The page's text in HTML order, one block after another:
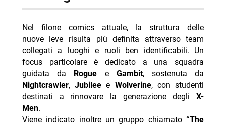
Nel filone comics attuale, la struttura delle
nuove leve risulta più definita attraverso team
collegati a luoghi e ruoli ben identificabili. Un
focus particolare è dedicato a una squadra
guidata da Rogue e Gambit, sostenuta da
Nightcrawler,Jubilee e Wolverine, con studenti
destinati a rinnovare la generazione degliX-
Men.
Viene indicato inoltre un gruppo chiamato“The